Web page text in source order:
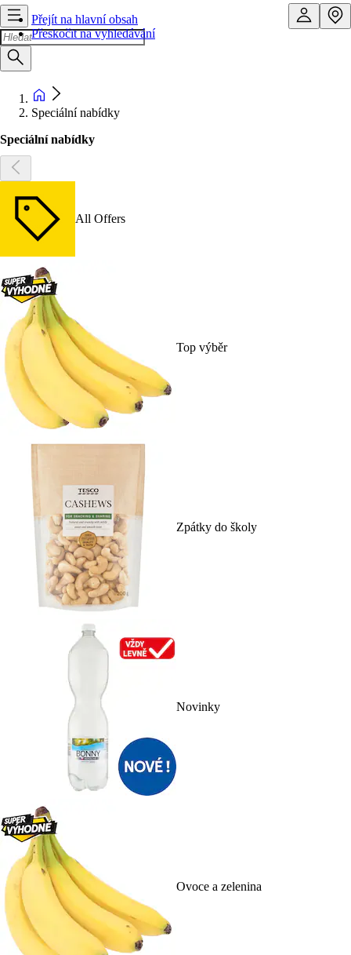
Přejít na hlavní obsah
Přeskočit na vyhledávání
Speciální nabídky
Speciální nabídky
All Offers
Top výběr
Zpátky do školy
Novinky
Ovoce a zelenina